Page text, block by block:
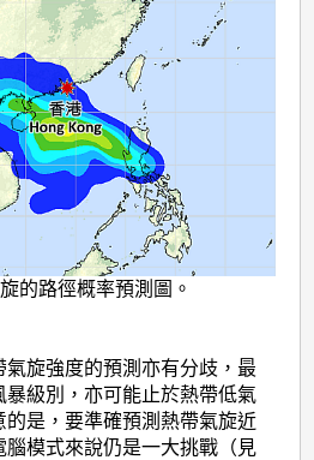
的路徑概率預測圖。
旋強度的預測亦有分歧，最
暴級別，亦可能止於熱帶低氣
的是，要準確預測熱帶氣旋近
腦模式來說仍是一大挑戰（見